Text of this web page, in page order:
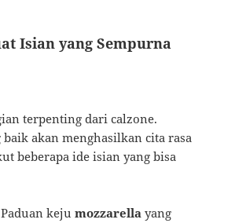
Isian yang Sempurna
terpenting dari calzone.
akan menghasilkan cita rasa
beberapa ide isian yang bisa
kejumozzarella yang